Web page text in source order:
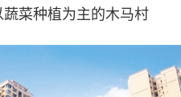
菜种植为主的木马村